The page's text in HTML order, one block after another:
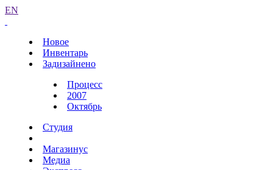
EN
Новое
Инвентарь
Задизайнено
Процесс
2007
Октябрь
Студия
Магазинус
Медиа